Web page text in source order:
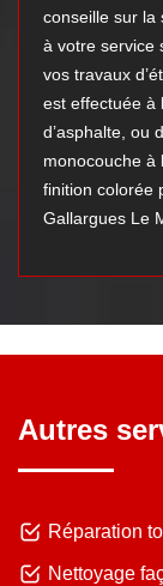
conseille sur la
à votre service
vos travaux
est effectuée à
d’asphalte, ou
monocouche à
finition colorée
Gallargues Le
Autres
Réparation
Nettoyage